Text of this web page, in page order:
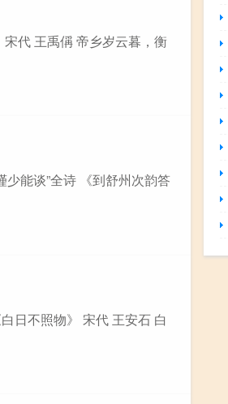
宋代 王禹偁 帝乡岁云暮，衡
少能谈”全诗 《到舒州次韵答
日不照物》 宋代 王安石 白